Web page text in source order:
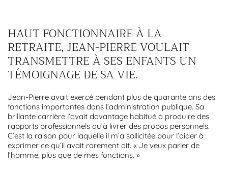
HAUT FONCTIONNAIRE À LA
RETRAITE, JEAN-PIERRE VOULAIT
TRANSMETTRE À SES ENFANTS UN
TÉMOIGNAGE DE SA VIE.
Jean-Pierre avait exercé pendant plus de quarante ans des
fonctions importantes dans l’administration publique. Sa
brillante carrière l’avait davantage habitué à produire des
rapports professionnels qu’à livrer des propos personnels.
C’est la raison pour laquelle il m’a sollicitée pour l’aider à
exprimer ce qu’il avait rarement dit. « Je veux parler de
l’homme, plus que de mes fonctions. »